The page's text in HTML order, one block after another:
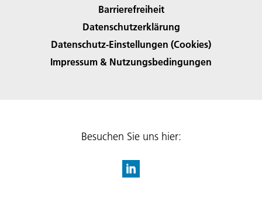
Barrierefreiheit
Datenschutzerklärung
Datenschutz-Einstellungen (Cookies)
Impressum & Nutzungsbedingungen
Besuchen Sie uns hier: